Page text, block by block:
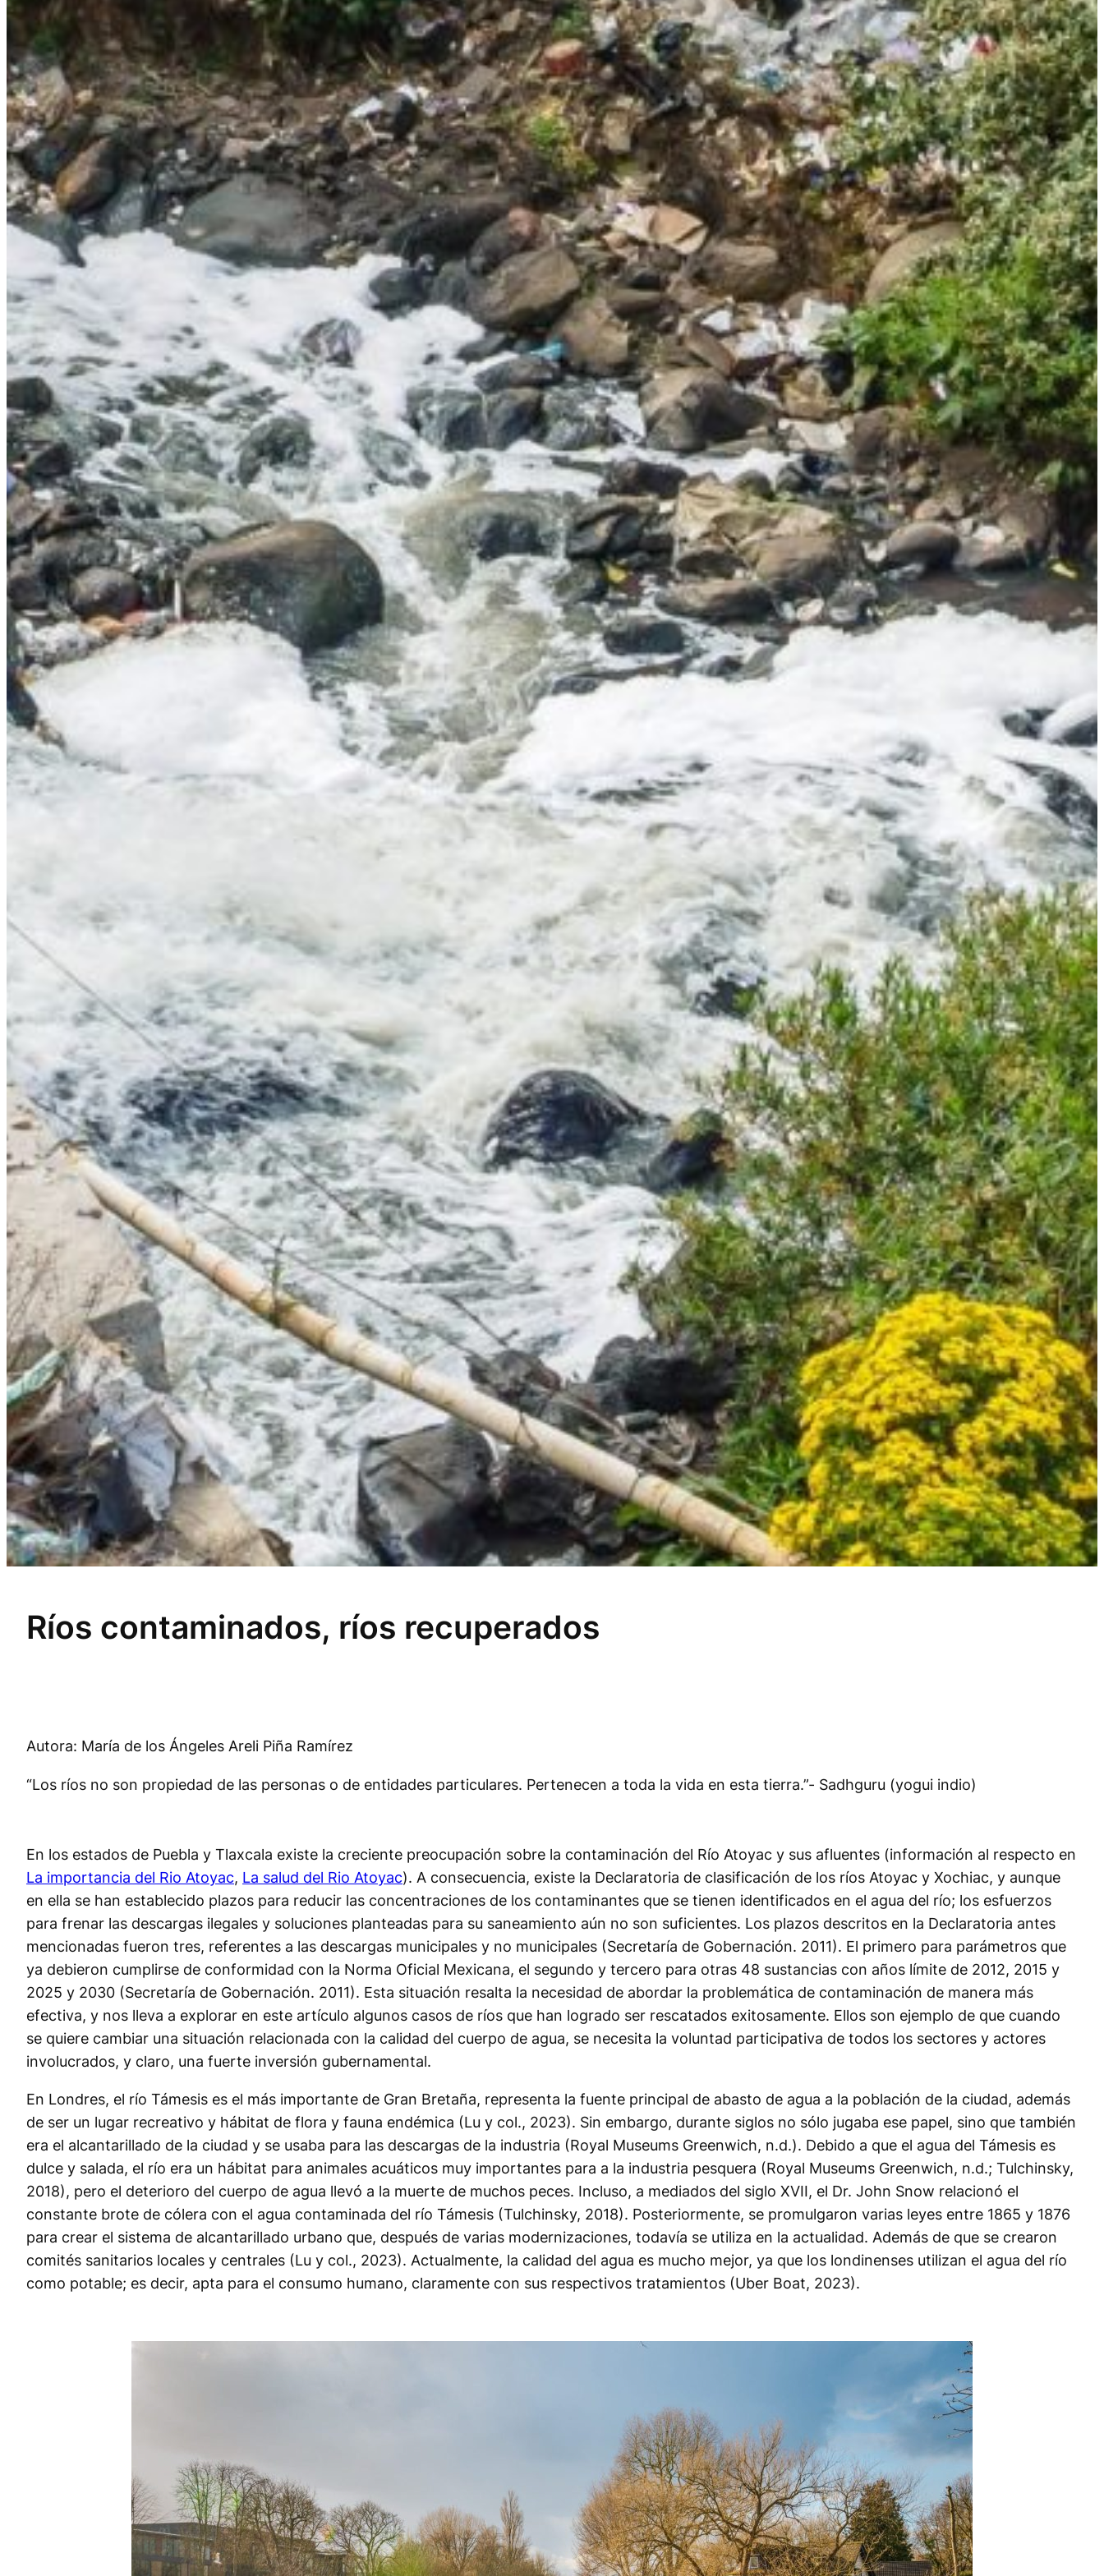
Ríos contaminados, ríos recuperados
Autora: María de los Ángeles Areli Piña Ramírez
“Los ríos no son propiedad de las personas o de entidades particulares. Pertenecen a toda la vida en esta tierra.”- Sadhguru (yogui indio)
En los estados de Puebla y Tlaxcala existe la creciente preocupación sobre la contaminación del Río Atoyac y sus afluentes (información al respecto en
La importancia del Rio Atoyac, La salud del Rio Atoyac). A consecuencia, existe la Declaratoria de clasificación de los ríos Atoyac y Xochiac, y aunque
en ella se han establecido plazos para reducir las concentraciones de los contaminantes que se tienen identificados en el agua del río; los esfuerzos
para frenar las descargas ilegales y soluciones planteadas para su saneamiento aún no son suficientes. Los plazos descritos en la Declaratoria antes
mencionadas fueron tres, referentes a las descargas municipales y no municipales (Secretaría de Gobernación. 2011). El primero para parámetros que
ya debieron cumplirse de conformidad con la Norma Oficial Mexicana, el segundo y tercero para otras 48 sustancias con años límite de 2012, 2015 y
2025 y 2030 (Secretaría de Gobernación. 2011). Esta situación resalta la necesidad de abordar la problemática de contaminación de manera más
efectiva, y nos lleva a explorar en este artículo algunos casos de ríos que han logrado ser rescatados exitosamente. Ellos son ejemplo de que cuando
se quiere cambiar una situación relacionada con la calidad del cuerpo de agua, se necesita la voluntad participativa de todos los sectores y actores
involucrados, y claro, una fuerte inversión gubernamental.
En Londres, el río Támesis es el más importante de Gran Bretaña, representa la fuente principal de abasto de agua a la población de la ciudad, además
de ser un lugar recreativo y hábitat de flora y fauna endémica (Lu y col., 2023). Sin embargo, durante siglos no sólo jugaba ese papel, sino que también
era el alcantarillado de la ciudad y se usaba para las descargas de la industria (Royal Museums Greenwich, n.d.). Debido a que el agua del Támesis es
dulce y salada, el río era un hábitat para animales acuáticos muy importantes para a la industria pesquera (Royal Museums Greenwich, n.d.; Tulchinsky,
2018), pero el deterioro del cuerpo de agua llevó a la muerte de muchos peces. Incluso, a mediados del siglo XVII, el Dr. John Snow relacionó el
constante brote de cólera con el agua contaminada del río Támesis (Tulchinsky, 2018). Posteriormente, se promulgaron varias leyes entre 1865 y 1876
para crear el sistema de alcantarillado urbano que, después de varias modernizaciones, todavía se utiliza en la actualidad. Además de que se crearon
comités sanitarios locales y centrales (Lu y col., 2023). Actualmente, la calidad del agua es mucho mejor, ya que los londinenses utilizan el agua del río
como potable; es decir, apta para el consumo humano, claramente con sus respectivos tratamientos (Uber Boat, 2023).